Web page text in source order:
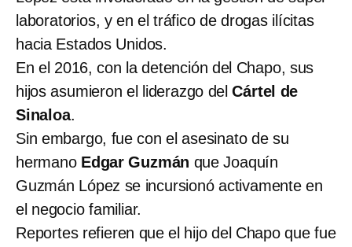
laboratorios, y en el tráfico de drogas ilícitas
hacia Estados Unidos.
En el 2016, con la detención del Chapo, sus
hijos asumieron el liderazgo delCártel de
Sinaloa.
Sin embargo, fue con el asesinato de su
hermano Edgar Guzmán que Joaquín
Guzmán López se incursionó activamente en
el negocio familiar.
Reportes refieren que el hijo del Chapo que fue